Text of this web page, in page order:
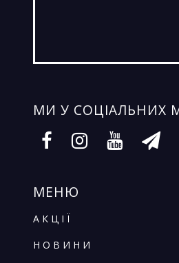
МИ У СОЦIАЛЬНИХ
МЕНЮ
АКЦІЇ
НОВИНИ